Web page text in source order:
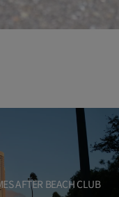
AFTER BEACH CLUB